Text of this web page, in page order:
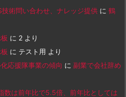
技術問い合わせ、ナレッジ提供 に 鶴
に 2 より
に テスト用 より
応援隊事業の傾向 に 副業で会社辞め
数は前年比で5.5倍、前年比としては